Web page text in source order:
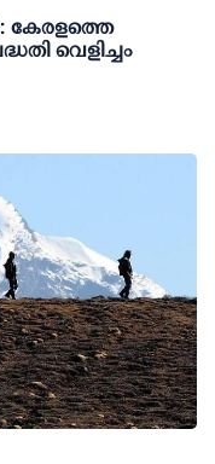
കേരളത്തെ
വെളിച്ചം